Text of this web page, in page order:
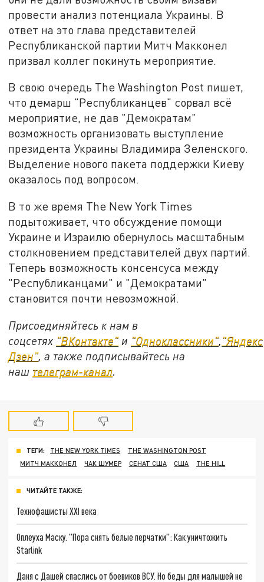
провести анализ потенциала Украины. В
ответ на это глава представителей
Республиканской партии Митч Макконел
призвал коллег покинуть мероприятие.
В свою очередь The Washington Post пишет,
что демарш "Республиканцев" сорвал всё
мероприятие, не дав "Демократам"
возможность организовать выступление
президента Украины Владимира Зеленского.
Выделение нового пакета поддержки Киеву
оказалось под вопросом.
В то же время The New York Times
подытоживает, что обсуждение помощи
Украине и Израилю обернулось масштабным
столкновением представителей двух партий.
Теперь возможность консенсуса между
"Республиканцами" и "Демократами"
становится почти невозможной.
Присоединяйтесь к нам в
соцсетях "ВКонтакте" и "Одноклассники", "Яндекс
Дзен", а также подписывайтесь на
наш телеграм-канал.
ТЕГИ: THE NEW YORK TIMES
THE WASHINGTON POST
МИТЧ МАККОНЕЛ
ЧАК ШУМЕР СЕНАТ США США THE HILL
ЧИТАЙТЕ ТАКЖЕ:
Технофашисты XXI века
Оплеуха Маску. "Пора снять белые перчатки": Как уничтожить
Starlink
Даня с Дашей спаслись от боевиков ВСУ. Но беды для малышей не